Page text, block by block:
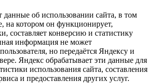
данные об использовании сайта, в том
на котором он функционирует,
составляет конверсию и статистику
информация не может
но передаётся Яндексу и
Яндекс обрабатывает эти данные для
использования сайта, составления
и предоставления других услуг.